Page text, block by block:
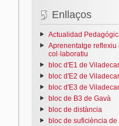
Enllaços
Actualidad
Aprenentatge reflexiu i
col·laboratiu
bloc d'E1 de
bloc d'E2 de
bloc d'E3 de
bloc de B3 de Gavà
bloc de distància
bloc de suficiència de